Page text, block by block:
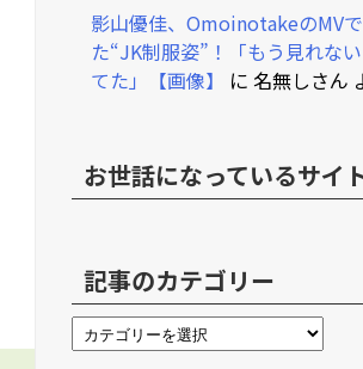
影山優佳、OmoinotakeのMV
た“JK制服姿”！「もう見れな
てた」【画像】
に 名無しさん
お世話になっているサイ
記事のカテゴリー